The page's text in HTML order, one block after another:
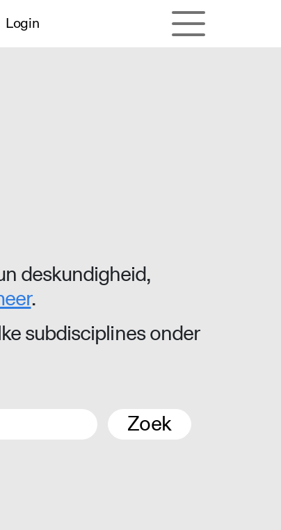
Login
deskundigheid,
.
subdisciplines onder
Zoek